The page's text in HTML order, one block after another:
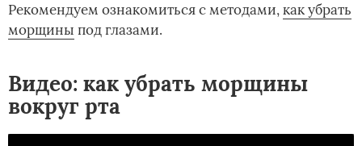
Рекомендуем ознакомиться с методами,как убрать
морщины ­ под глазами.
Видео: как убрать морщины
вокруг рта